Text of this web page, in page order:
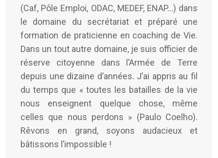
(Caf, Pôle Emploi, ODAC, MEDEF, ENAP…) dans
le domaine du secrétariat et préparé une
formation de praticienne en coaching de Vie.
Dans un tout autre domaine, je suis officier de
réserve citoyenne dans l’Armée de Terre
depuis une dizaine d’années. J’ai appris au fil
du temps que « toutes les batailles de la vie
nous enseignent quelque chose, même
celles que nous perdons » (Paulo Coelho).
Rêvons en grand, soyons audacieux et
bâtissons l’impossible !